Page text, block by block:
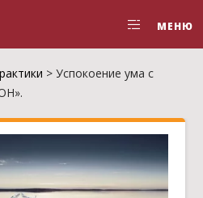
МЕНЮ
>Успокоение ума с